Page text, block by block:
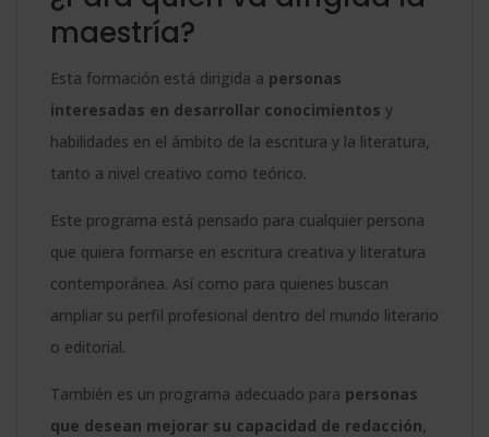
maestría?
Esta formación está dirigida a personas
interesadas en desarrollar conocimientos y
habilidades en el ámbito de la escritura y la literatura,
tanto a nivel creativo como teórico.
Este programa está pensado para cualquier persona
que quiera formarse en escritura creativa y literatura
contemporánea. Así como para quienes buscan
ampliar su perfil profesional dentro del mundo literario
o editorial.
También es un programa adecuado para personas
que desean mejorar su capacidad de redacción,